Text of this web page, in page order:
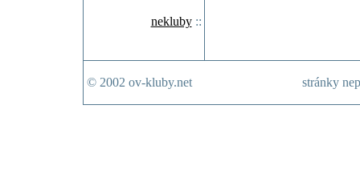
nekluby::
© 2002 ov-kluby.net stránky